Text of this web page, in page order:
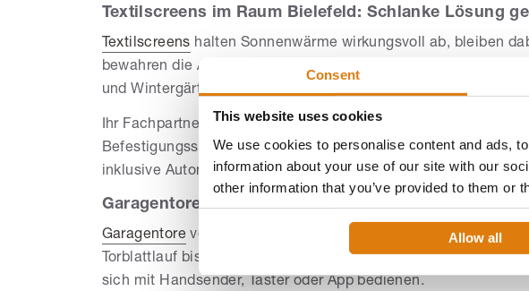
Consent
This website uses cookies
We use cookies to personalise content and ads,
information about your use of our site with our
other information that you’ve provided to them or
Allow all
Textilscreens im Raum Bielefeld: Schlanke Lösung
Textilscreens halten Sonnenwärme wirkungsvoll ab, bleiben
bewahren die Aussicht. Die schlanke Bauart eignet sich für
und Wintergärten – auch als ZIP-Variante mit seitlicher
Ihr Fachpartner empfiehlt Tuchqualitäten und
Befestigungssituationen und sorgt für passgenaues Aufmaß
inklusive Automatisierung.
Garagentore: Komfort und Sicherheit vor Ort
Garagentore verbinden komfortable Bedienung mit
Torblattlauf bis zu dichten Abschlüssen. Durchdachte
sich mit Handsender, Taster oder App bedienen.